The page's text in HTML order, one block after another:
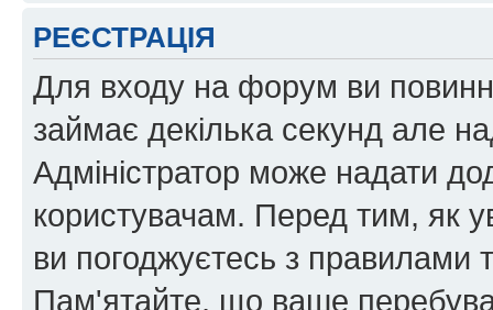
РЕЄСТРАЦІЯ
Для входу на форум ви
займає декілька секунд але
Адміністратор може надати
користувачам. Перед тим, як
ви погоджуєтесь з правилами
Пам'ятайте, що ваше